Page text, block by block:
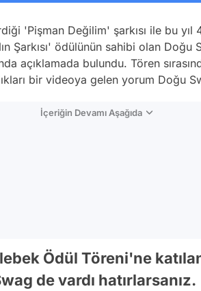
'Pişman Değilim' şarkısı ile bu yıl
Şarkısı' ödülünün sahibi olan Doğu
açıklamada bulundu. Tören
bir videoya gelen yorum Doğu
İçeriğin Devamı Aşağıda
Ödül Töreni'ne
de vardı hatırlarsanız.